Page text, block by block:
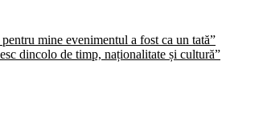
mine evenimentul a fost ca un tată”
dincolo de timp, naționalitate și cultură”